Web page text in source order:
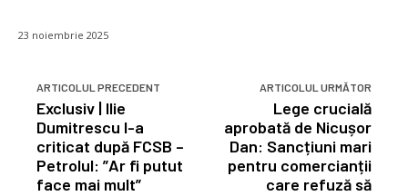
23 noiembrie 2025
ARTICOLUL PRECEDENT
Exclusiv | Ilie
Dumitrescu l-a
criticat după FCSB –
Petrolul: ”Ar fi putut
face mai mult”
ARTICOLUL URMĂTOR
Lege crucială
aprobată de Nicușor
Dan: Sancțiuni mari
pentru comercianții
care refuză să